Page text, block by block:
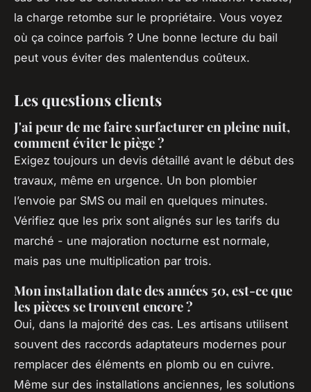
la charge retombe sur le propriétaire. Vous voyez
où ça coince parfois ? Une bonne lecture du bail
peut vous éviter des malentendus coûteux.
Les questions clients
J'ai peur de me faire surfacturer en pleine nuit,
comment éviter le piège ?
Exigez toujours un devis détaillé avant le début des
travaux, même en urgence. Un bon plombier
l’envoie par SMS ou mail en quelques minutes.
Vérifiez que les prix sont alignés sur les tarifs du
marché - une majoration nocturne est normale,
mais pas une multiplication par trois.
Mon installation date des années 50, est-ce que
les pièces se trouvent encore ?
Oui, dans la majorité des cas. Les artisans utilisent
souvent des raccords adaptateurs modernes pour
remplacer des éléments en plomb ou en cuivre.
Même sur des installations anciennes, les solutions